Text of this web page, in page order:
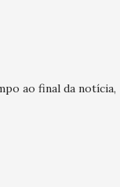
ao final da notícia,